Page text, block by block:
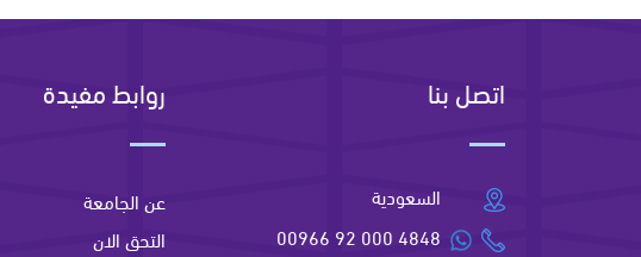
اتصل بنا
السعودية
00966 92 000 4848
روابط مفيدة
عن الجامعة
التحق الان